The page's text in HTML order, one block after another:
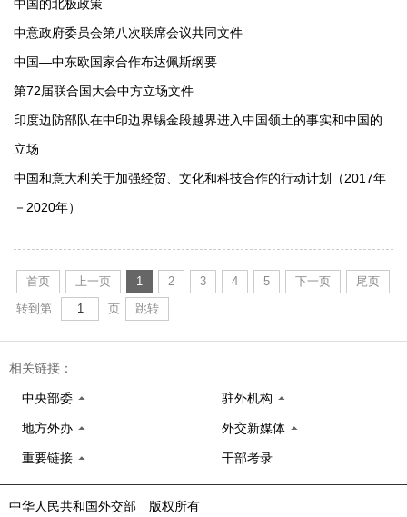
中国的北极政策
中意政府委员会第八次联席会议共同文件
中国—中东欧国家合作布达佩斯纲要
第72届联合国大会中方立场文件
印度边防部队在中印边界锡金段越界进入中国领土的事实和中国的
立场
中国和意大利关于加强经贸、文化和科技合作的行动计划（2017年
－2020年）
首页 上一页 1 2 3 4 5 下一页
尾页
转到第
页 跳转
相关链接：
中央部委 驻外机构
地方外办 外交新媒体
重要链接 干部考录
中华人民共和国外交部 版权所有